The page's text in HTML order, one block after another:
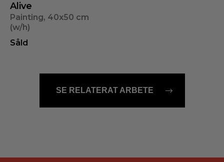
Alive
Painting, 40x50 cm
(w/h)
Såld
SE RELATERAT ARBETE